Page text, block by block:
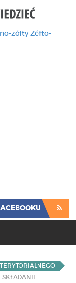
żółty Żółto-
USTALONY ZOSTANIE TERMIN KOŃCOWY NA SKŁADANIE WNIOSKÓW W RAMACH POMOCY TECHNICZNEJ PROW